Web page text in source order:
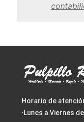
Horario de
·Lunes a Viernes